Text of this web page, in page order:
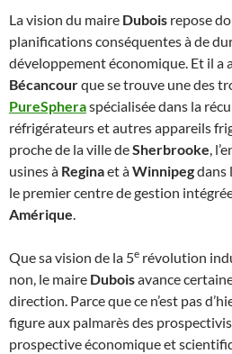
La vision du maire Dubois repose
planifications conséquentes à de
développement économique. Et il a
Bécancourque se trouve une des
PureSpheraspécialisée dans la
réfrigérateurs et autres appareils
proche de la ville deSherbrooke,
usines à Reginaet àWinnipegdans
le premier centre de gestion
Amérique.
Que sa vision de la 5e révolution
non, le maire Duboisavance
direction. Parce que ce n’est pas
figure aux palmarès des
prospective économique et